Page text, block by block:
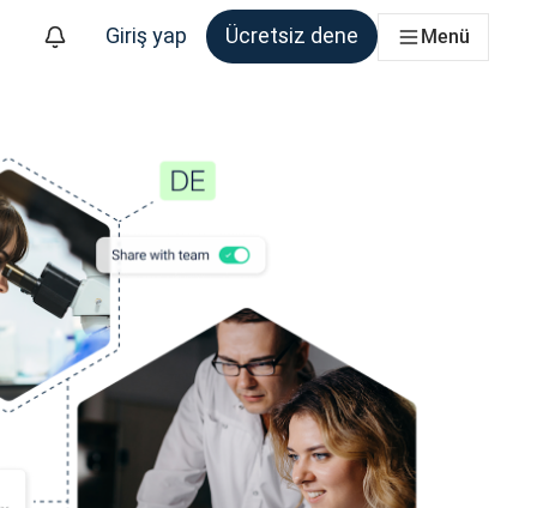
Giriş yap Ücretsiz dene Menü